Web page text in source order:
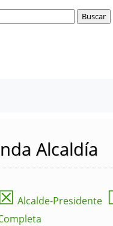
Alcaldía
Alcalde-Presidente